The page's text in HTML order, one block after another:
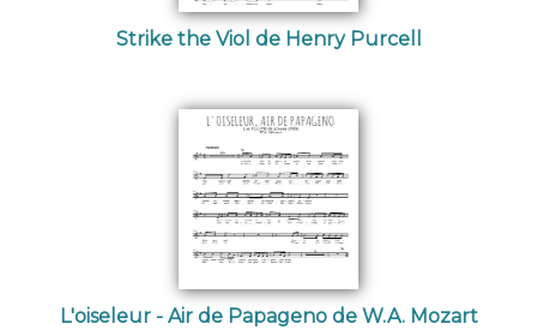
Strike the Viol de Henry Purcell
L'oiseleur - Air de Papageno de W.A. Mozart